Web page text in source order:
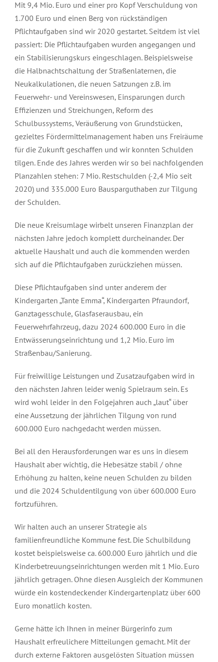
Mit 9,4 Mio. Euro und einer pro Kopf Verschuldung von
1.700 Euro und einen Berg von rückständigen
Pflichtaufgaben sind wir 2020 gestartet. Seitdem ist viel
passiert: Die Pflichtaufgaben wurden angegangen und
ein Stabilisierungskurs eingeschlagen. Beispielsweise
die Halbnachtschaltung der Straßenlaternen, die
Neukalkulationen, die neuen Satzungen z.B. im
Feuerwehr- und Vereinswesen, Einsparungen durch
Effizienzen und Streichungen, Reform des
Schulbussystems, Veräußerung von Grundstücken,
gezieltes Fördermittelmanagement haben uns Freiräume
für die Zukunft geschaffen und wir konnten Schulden
tilgen. Ende des Jahres werden wir so bei nachfolgenden
Planzahlen stehen: 7 Mio. Restschulden (-2,4 Mio seit
2020) und 335.000 Euro Bausparguthaben zur Tilgung
der Schulden.
Die neue Kreisumlage wirbelt unseren Finanzplan der
nächsten Jahre jedoch komplett durcheinander. Der
aktuelle Haushalt und auch die kommenden werden
sich auf die Pflichtaufgaben zurückziehen müssen.
Diese Pflichtaufgaben sind unter anderem der
Kindergarten „Tante Emma“, Kindergarten Pfraundorf,
Ganztagesschule, Glasfaserausbau, ein
Feuerwehrfahrzeug, dazu 2024 600.000 Euro in die
Entwässerungseinrichtung und 1,2 Mio. Euro im
Straßenbau/Sanierung.
Für freiwillige Leistungen und Zusatzaufgaben wird in
den nächsten Jahren leider wenig Spielraum sein. Es
wird wohl leider in den Folgejahren auch „laut“ über
eine Aussetzung der jährlichen Tilgung von rund
600.000 Euro nachgedacht werden müssen.
Bei all den Herausforderungen war es uns in diesem
Haushalt aber wichtig, die Hebesätze stabil / ohne
Erhöhung zu halten, keine neuen Schulden zu bilden
und die 2024 Schuldentilgung von über 600.000 Euro
fortzuführen.
Wir halten auch an unserer Strategie als
familienfreundliche Kommune fest. Die Schulbildung
kostet beispielsweise ca. 600.000 Euro jährlich und die
Kinderbetreuungseinrichtungen werden mit 1 Mio. Euro
jährlich getragen. Ohne diesen Ausgleich der Kommunen
würde ein kostendeckender Kindergartenplatz über 600
Euro monatlich kosten.
Gerne hätte ich Ihnen in meiner Bürgerinfo zum
Haushalt erfreulichere Mitteilungen gemacht. Mit der
durch externe Faktoren ausgelösten Situation müssen